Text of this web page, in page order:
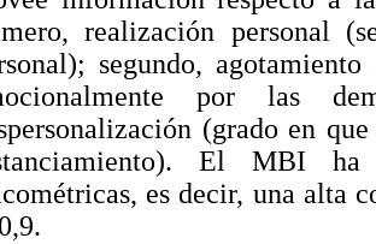
realización personal
segundo,
por las
(grado en
El MBI ha
es decir, una alta